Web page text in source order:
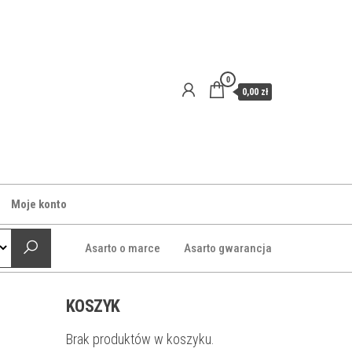
0
0,00 zł
Moje konto
Asarto o marce Asarto gwarancja
KOSZYK
Brak produktów w koszyku.